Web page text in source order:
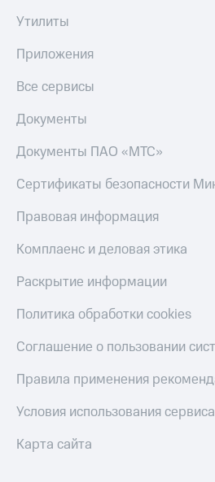
Утилиты
Приложения
Все сервисы
Документы
Документы ПАО «МТС»
Сертификаты безопасности
Правовая информация
Комплаенс и деловая этика
Раскрытие информации
Политика обработки cookies
Соглашение о пользовании
Правила применения
Условия использования сервиса
Карта сайта